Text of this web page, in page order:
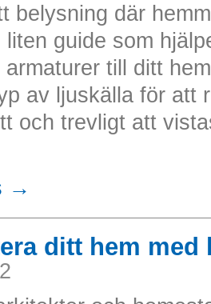
belysning där
liten guide som
armaturer till ditt
av ljuskälla för att
och trevligt att
→
ditt hem